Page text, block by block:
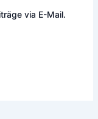
via E-Mail.